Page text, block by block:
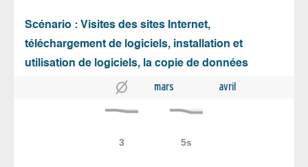
Scénario : Visites des sites Internet,
téléchargement de logiciels, installation et
utilisation de logiciels, la copie de données
mars avril